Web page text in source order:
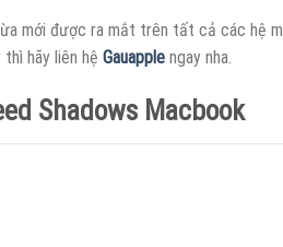
mới được ra mắt trên tất cả các hệ
hãy liên hệ Gauapple ngay nha.
Shadows Macbook